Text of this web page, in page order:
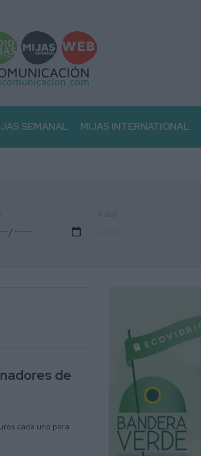
SEMANAL MIJAS INTERNATIONAL
de
cada uno para